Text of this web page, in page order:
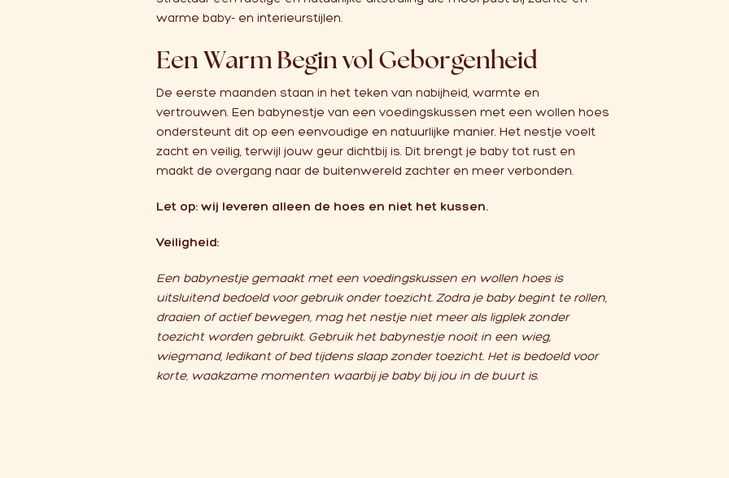
warme baby- en interieurstijlen.
Een Warm Begin vol Geborgenheid
De eerste maanden staan in het teken van nabijheid, warmte en
vertrouwen. Een babynestje van een voedingskussen met een wollen hoes
ondersteunt dit op een eenvoudige en natuurlijke manier. Het nestje voelt
zacht en veilig, terwijl jouw geur dichtbij is. Dit brengt je baby tot rust en
maakt de overgang naar de buitenwereld zachter en meer verbonden.
Let op: wij leveren alleen de hoes en niet het kussen.
Veiligheid:
Een babynestje gemaakt met een voedingskussen en wollen hoes is
uitsluitend bedoeld voor gebruik onder toezicht. Zodra je baby begint te rollen,
draaien of actief bewegen, mag het nestje niet meer als ligplek zonder
toezicht worden gebruikt. Gebruik het babynestje nooit in een wieg,
wiegmand, ledikant of bed tijdens slaap zonder toezicht. Het is bedoeld voor
korte, waakzame momenten waarbij je baby bij jou in de buurt is.